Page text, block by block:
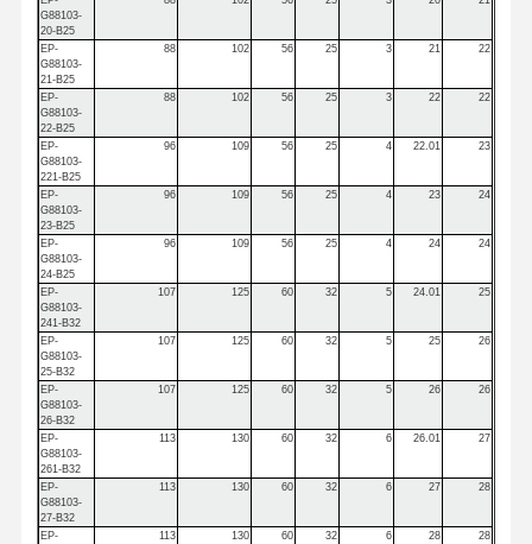
G88103-
20-B25
EP-
G88103-
21-B25
88 102 56 25 3 21 22
EP-
G88103-
22-B25
88 102 56 25 3 22 22
EP-
G88103-
221-B25
96 109 56 25 4 22.01 23
EP-
G88103-
23-B25
96 109 56 25 4 23 24
EP-
G88103-
24-B25
96 109 56 25 4 24 24
EP-
G88103-
241-B32
107 125 60 32 5 24.01 25
EP-
G88103-
25-B32
107 125 60 32 5 25 26
EP-
G88103-
26-B32
107 125 60 32 5 26 26
EP-
G88103-
261-B32
113 130 60 32 6 26.01 27
EP-
G88103-
27-B32
113 130 60 32 6 27 28
EP-
113 130 60 32 6 28 28